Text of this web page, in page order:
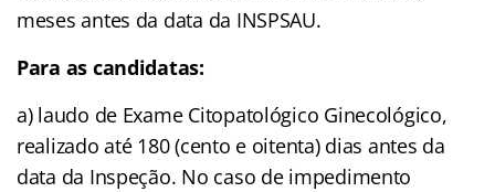
meses antes da data da INSPSAU.
Para as candidatas:
a) laudo de Exame Citopatológico Ginecológico,
realizado até 180 (cento e oitenta) dias antes da
data da Inspeção. No caso de impedimento